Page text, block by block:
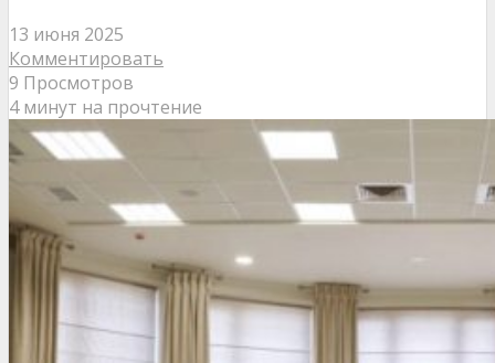
13 июня 2025
Комментировать
9 Просмотров
4 минут на прочтение